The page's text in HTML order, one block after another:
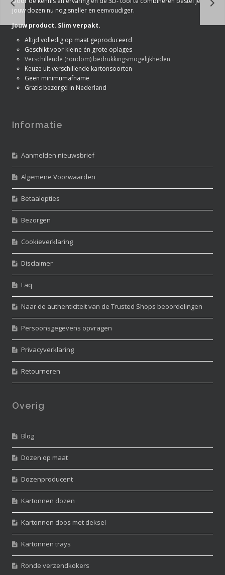
jouw dozen nu nog sneller en eenvoudiger.
Jouw product. Slim verpakt.
Altijd volledig op maat geproduceerd
Geschikt voor kleine én grote oplages
Verschillende (rondom) bedrukkingsmogelijkheden
Keuze uit verschillende kartonsoorten
Geen minimumafname
Gratis bezorgd in Nederland
Informatie
Aanmelden nieuwsbrief
Algemene Voorwaarden
Betaalopties
Bezorgen
Cookieverklaring
Disclaimer
Faq
Naar de authenticiteit van de Trusted Shops beoordelingen
Persoonsgegevens opvragen
Privacyverklaring
Retourneren
Overig
Blog
Dozen op maat
Dozenproducent
Kartonnen dozen
Kartonnen doos met deksel
Kartonnen trays
Ronde verzendkokers